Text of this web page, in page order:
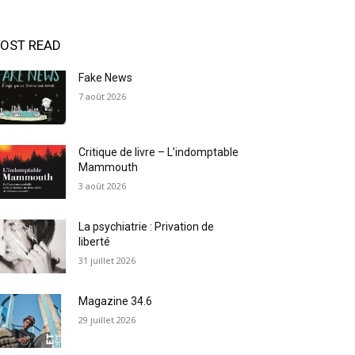
READ
Fake News
7 août 2026
Critique de livre – L’indomptable
Mammouth
3 août 2026
La psychiatrie : Privation de
liberté
31 juillet 2026
Magazine 34.6
29 juillet 2026